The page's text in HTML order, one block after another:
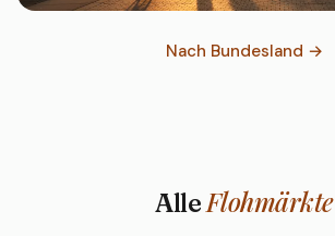
DüsseldorfNach Bundesland →
AlleFlohmärkte